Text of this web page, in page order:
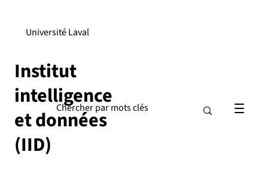
Institut
intelligence
et données
(IID)
Université Laval